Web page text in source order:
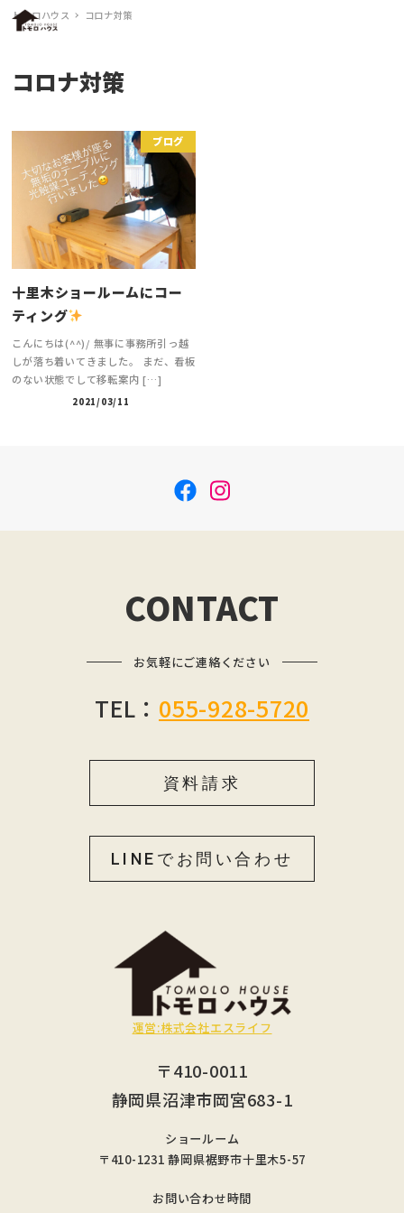
トモロハウス コロナ対策
コロナ対策
ブログ
十里木ショールームにコー
ティング
こんにちは(^^)/ 無事に事務所引っ越
しが落ち着いてきました。 まだ、看板
のない状態でして移転案内 […]
2021/03/11
c
b
o
o
k
i
s
a
g
r
a
m
CONTACT
お気軽にご連絡ください
TEL： 055-928-5720
資料請求
LINEでお問い合わせ
運営:株式会社エスライフ
〒410-0011
静岡県沼津市岡宮683-1
ショールーム
〒410-1231 静岡県裾野市十里木5-57
お問い合わせ時間